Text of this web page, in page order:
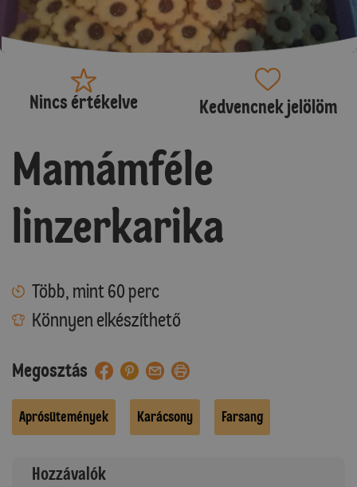
Nincs értékelve Kedvencnek jelölöm
Mamámféle
linzerkarika
Több, mint 60 perc
Könnyen elkészíthető
Megosztás
Aprósütemények Karácsony Farsang
Hozzávalók